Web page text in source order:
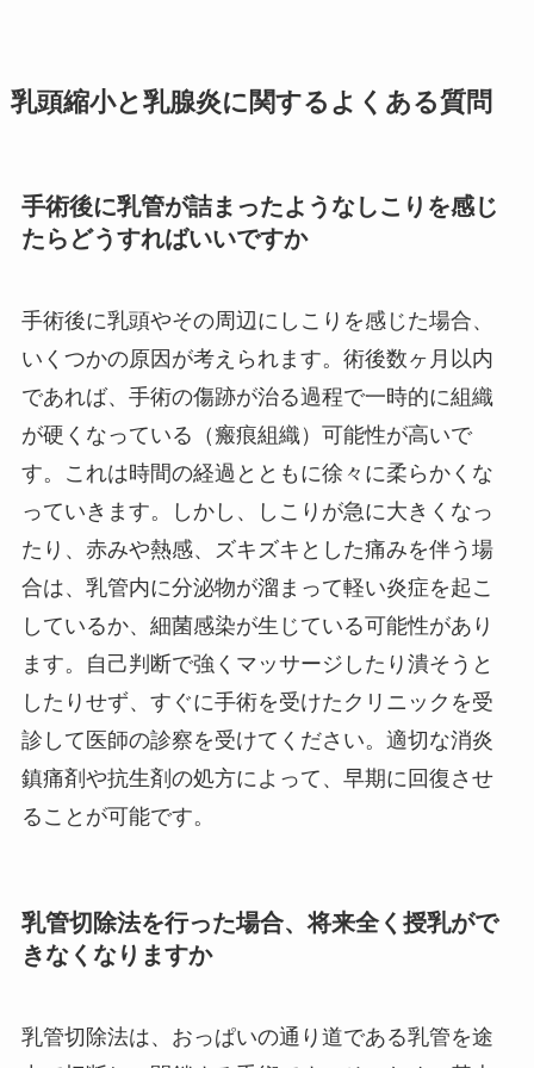
乳頭縮小と乳腺炎に関するよくある質問
手術後に乳管が詰まったようなしこりを感じ
たらどうすればいいですか
手術後に乳頭やその周辺にしこりを感じた場合、
いくつかの原因が考えられます。術後数ヶ月以内
であれば、手術の傷跡が治る過程で一時的に組織
が硬くなっている（瘢痕組織）可能性が高いで
す。これは時間の経過とともに徐々に柔らかくな
っていきます。しかし、しこりが急に大きくなっ
たり、赤みや熱感、ズキズキとした痛みを伴う場
合は、乳管内に分泌物が溜まって軽い炎症を起こ
しているか、細菌感染が生じている可能性があり
ます。自己判断で強くマッサージしたり潰そうと
したりせず、すぐに手術を受けたクリニックを受
診して医師の診察を受けてください。適切な消炎
鎮痛剤や抗生剤の処方によって、早期に回復させ
ることが可能です。
乳管切除法を行った場合、将来全く授乳がで
きなくなりますか
乳管切除法は、おっぱいの通り道である乳管を途